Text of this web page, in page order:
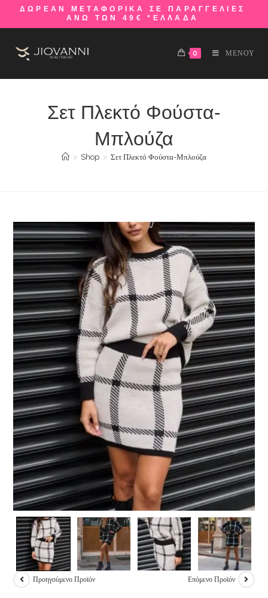
ΔΩΡΕΑΝ ΜΕΤΑΦΟΡΙΚΑ ΣΕ ΠΑΡΑΓΓΕΛΙΕΣ
ΑΝΩ ΤΩΝ 49€ *ΕΛΛΑΔΑ
0 ΜΕΝΟΥ
Σετ Πλεκτό Φούστα-
Μπλούζα
> Shop > Σετ Πλεκτό Φούστα-Μπλούζα
Προηγούμενο Προϊόν Επόμενο Προϊόν